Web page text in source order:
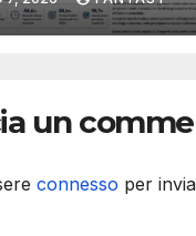
meno token
un
connesso per